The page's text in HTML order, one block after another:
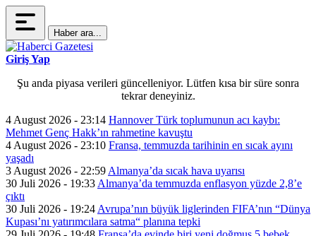
Haber ara...
Giriş Yap
Şu anda piyasa verileri güncelleniyor. Lütfen kısa bir süre sonra
tekrar deneyiniz.
4 August 2026 - 23:14 Hannover Türk toplumunun acı kaybı:
Mehmet Genç Hakk’ın rahmetine kavuştu
4 August 2026 - 23:10 Fransa, temmuzda tarihinin en sıcak ayını
yaşadı
3 August 2026 - 22:59 Almanya’da sıcak hava uyarısı
30 Juli 2026 - 19:33 Almanya’da temmuzda enflasyon yüzde 2,8’e
çıktı
30 Juli 2026 - 19:24 Avrupa’nın büyük liglerinden FIFA’nın “Dünya
Kupası’nı yatırımcılara satma“ planına tepki